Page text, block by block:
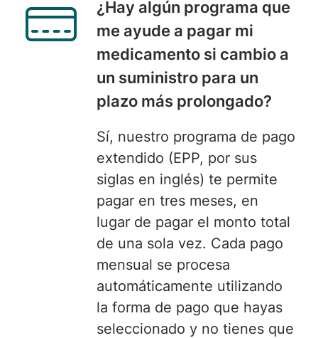
¿Hay algún programa que
me ayude a pagar mi
medicamento si cambio a
un suministro para un
plazo más prolongado?
Sí, nuestro programa de pago
extendido (EPP, por sus
siglas en inglés) te permite
pagar en tres meses, en
lugar de pagar el monto total
de una sola vez. Cada pago
mensual se procesa
automáticamente utilizando
la forma de pago que hayas
seleccionado y no tienes que